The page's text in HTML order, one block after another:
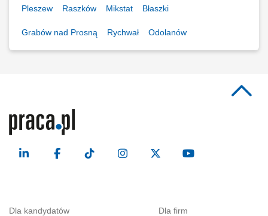
Pleszew Raszków Mikstat Błaszki
Grabów nad Prosną Rychwał Odolanów
Dla kandydatów Dla firm